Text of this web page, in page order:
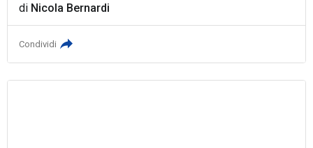
di Nicola Bernardi
Condividi